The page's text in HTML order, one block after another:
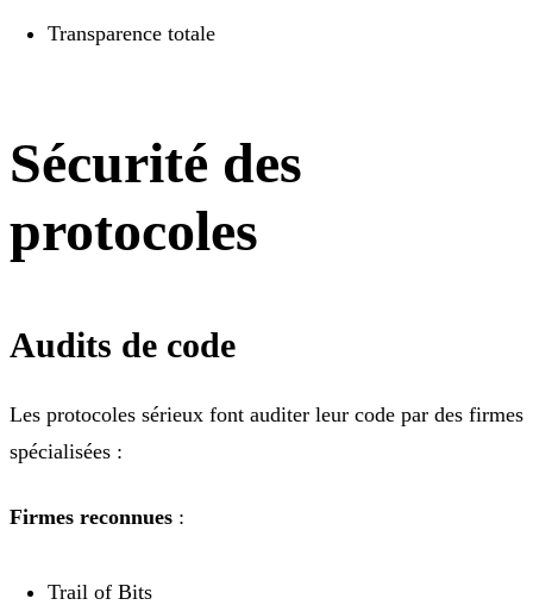
Transparence totale
Sécurité des
protocoles
Audits de code
Les protocoles sérieux font auditer leur code par des firmes
spécialisées :
Firmes reconnues :
Trail of Bits